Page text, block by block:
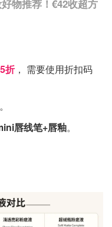
物推荐！€42收超方
折， 需要使用折扣码
。
唇线笔+唇釉。